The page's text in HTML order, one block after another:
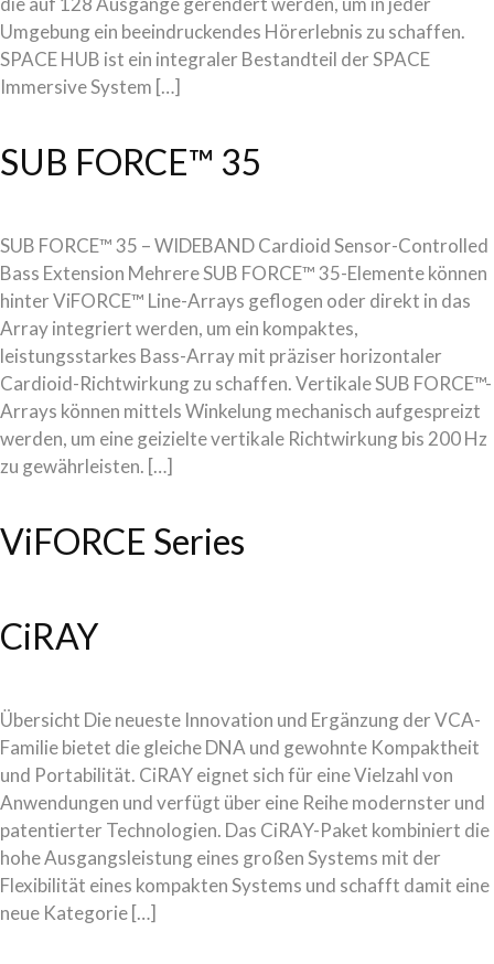
Umgebung ein beeindruckendes Hörerlebnis zu schaffen.
SPACE HUB ist ein integraler Bestandteil der SPACE
Immersive System […]
SUB FORCE™ 35
SUB FORCE™ 35 – WIDEBAND Cardioid Sensor-Controlled
Bass Extension Mehrere SUB FORCE™ 35-Elemente können
hinter ViFORCE™ Line-Arrays geflogen oder direkt in das
Array integriert werden, um ein kompaktes,
leistungsstarkes Bass-Array mit präziser horizontaler
Cardioid-Richtwirkung zu schaffen. Vertikale SUB FORCE™-
Arrays können mittels Winkelung mechanisch aufgespreizt
werden, um eine geizielte vertikale Richtwirkung bis 200 Hz
zu gewährleisten. […]
ViFORCE Series
CiRAY
Übersicht Die neueste Innovation und Ergänzung der VCA-
Familie bietet die gleiche DNA und gewohnte Kompaktheit
und Portabilität. CiRAY eignet sich für eine Vielzahl von
Anwendungen und verfügt über eine Reihe modernster und
patentierter Technologien. Das CiRAY-Paket kombiniert die
hohe Ausgangsleistung eines großen Systems mit der
Flexibilität eines kompakten Systems und schafft damit eine
neue Kategorie […]